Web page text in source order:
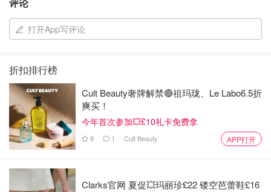
打开App写评论
折扣排行榜
Cult Beauty奢牌解禁🔴祖玛珑、Le Labo6.5折
爽买！
今年首次参加💥£10礼卡免费拿
9 1 Cult Beauty APP打开
Clarks官网 夏促💥玛丽珍£22 镂空芭蕾鞋£16